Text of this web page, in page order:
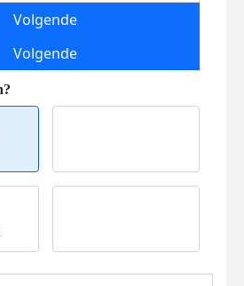
Volgende
Volgende